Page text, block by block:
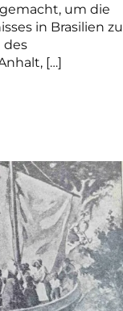
um die
in Brasilien zu
des
[…]